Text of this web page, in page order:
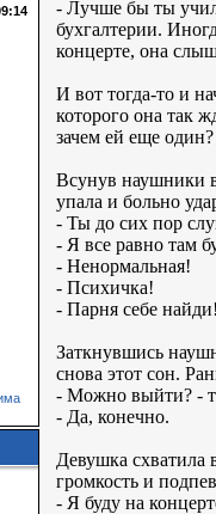
- Лучше бы ты
бухгалтерии.
концерте, она
И вот тогда-то и
которого она так
зачем ей еще
Всунув наушники в
упала и больно
- Ты до сих пор
- Я все равно там
- Ненормальная!
- Психичка!
- Парня себе найди!
Заткнувшись
снова этот сон.
- Можно выйти? -
- Да, конечно.
Девушка
громкость и
- Я буду на